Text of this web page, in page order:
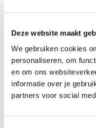
Deze website maakt
We gebruiken cookies
personaliseren, om
en om ons
informatie over je
partners voor social
Eiken Rozet 22mm